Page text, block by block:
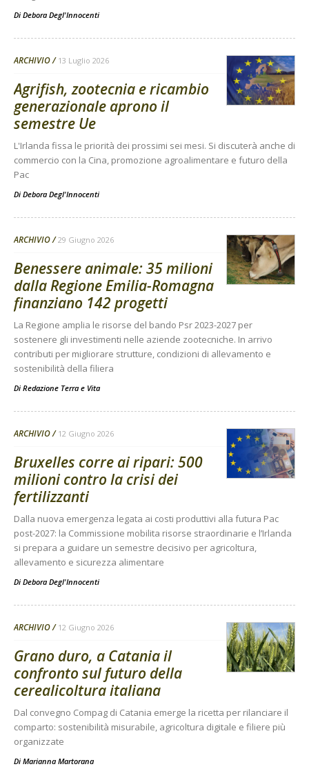
Di Debora Degl'Innocenti
ARCHIVIO 13 Luglio 2026
Agrifish, zootecnia e ricambio
generazionale aprono il
semestre Ue
L'Irlanda fissa le priorità dei prossimi sei mesi. Si discuterà anche di
commercio con la Cina, promozione agroalimentare e futuro della
Pac
Di Debora Degl'Innocenti
ARCHIVIO 29 Giugno 2026
Benessere animale: 35 milioni
dalla Regione Emilia-Romagna
finanziano 142 progetti
La Regione amplia le risorse del bando Psr 2023-2027 per
sostenere gli investimenti nelle aziende zootecniche. In arrivo
contributi per migliorare strutture, condizioni di allevamento e
sostenibilità della filiera
Di Redazione Terra e Vita
ARCHIVIO 12 Giugno 2026
Bruxelles corre ai ripari: 500
milioni contro la crisi dei
fertilizzanti
Dalla nuova emergenza legata ai costi produttivi alla futura Pac
post-2027: la Commissione mobilita risorse straordinarie e l’Irlanda
si prepara a guidare un semestre decisivo per agricoltura,
allevamento e sicurezza alimentare
Di Debora Degl'Innocenti
ARCHIVIO 12 Giugno 2026
Grano duro, a Catania il
confronto sul futuro della
cerealicoltura italiana
Dal convegno Compag di Catania emerge la ricetta per rilanciare il
comparto: sostenibilità misurabile, agricoltura digitale e filiere più
organizzate
Di Marianna Martorana